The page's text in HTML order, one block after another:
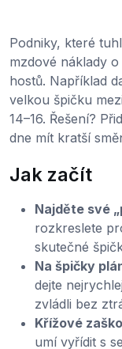
Podniky, které
mzdové náklady
hostů. Například
velkou špičku
14–16. Řešení?
dne mít kratší
Jak začít
Najděte své
rozkreslete
skutečné
Na špičky
dejte
zvládli bez
Křížové
umí vyřídit s